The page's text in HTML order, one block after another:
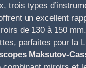
trois types
un excellent
de 130 à 150
parfaites pour la
Maksutov-